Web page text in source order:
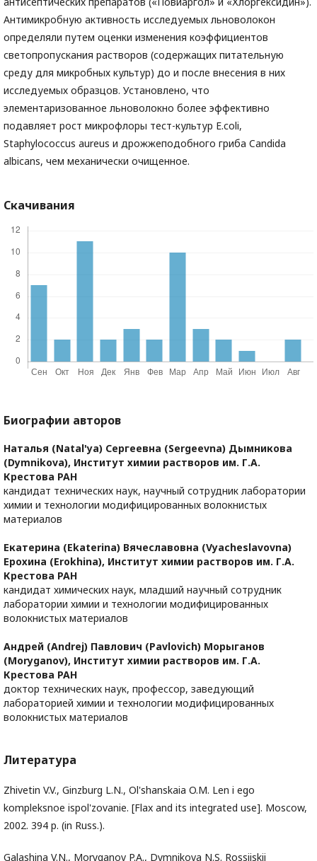
Антимикробную активность исследуемых льноволокон
определяли путем оценки изменения коэффициентов
светопропускания растворов (содержащих питательную
среду для микробных культур) до и после внесения в них
исследуемых образцов. Установлено, что
элементаризованное льноволокно более эффективно
подавляет рост микрофлоры тест-культур E.coli,
Staphylococcus aureus и дрожжеподобного гриба Candida
albicans, чем механически очищенное.
Скачивания
Биографии авторов
Наталья (Natal'ya) Сергеевна (Sergeevna) Дымникова
(Dymnikova), Институт химии растворов им. Г.А.
Крестова РАН
кандидат технических наук, научный сотрудник лаборатории
химии и технологии модифицированных волокнистых
материалов
Екатерина (Ekaterina) Вячеславовна (Vyacheslavovna)
Ерохина (Erokhina), Институт химии растворов им. Г.А.
Крестова РАН
кандидат химических наук, младший научный сотрудник
лаборатории химии и технологии модифицированных
волокнистых материалов
Андрей (Аndrej) Павлович (Pavlovich) Морыганов
(Moryganov), Институт химии растворов им. Г.А.
Крестова РАН
доктор технических наук, профессор, заведующий
лабораторией химии и технологии модифицированных
волокнистых материалов
Литература
Zhivetin V.V., Ginzburg L.N., Ol'shanskaia O.M. Len i ego
kompleksnoe ispol'zovanie. [Flax and its integrated use]. Moscow,
2002. 394 p. (in Russ.).
Galashina V.N., Moryganov P.A., Dymnikova N.S. Rossiiskii